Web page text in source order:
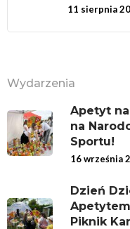
11 sierpnia
Wydarzenia
Apetyt
na
Sportu!
16 września
Dzień
Piknik